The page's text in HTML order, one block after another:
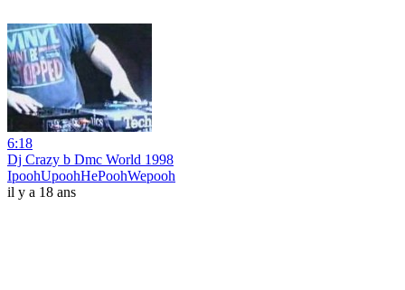
6:18
Dj Crazy b Dmc World 1998
IpoohUpoohHePoohWepooh
il y a 18 ans